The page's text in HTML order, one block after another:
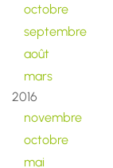
octobre
septembre
août
mars
2016
novembre
octobre
mai